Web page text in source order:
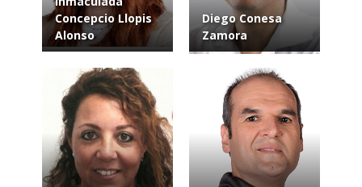
Concepcio Llopis
Alonso
Diego Conesa
Zamora